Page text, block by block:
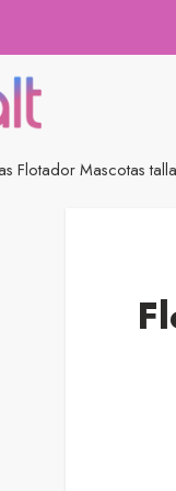
Flotador Mascotas